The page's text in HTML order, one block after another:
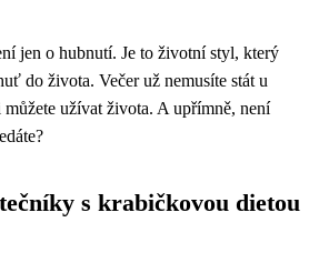
jen o hubnutí. Je to životní styl, který
do života. Večer už nemusíte stát u
užívat života. A upřímně, není
s krabičkovou dietou